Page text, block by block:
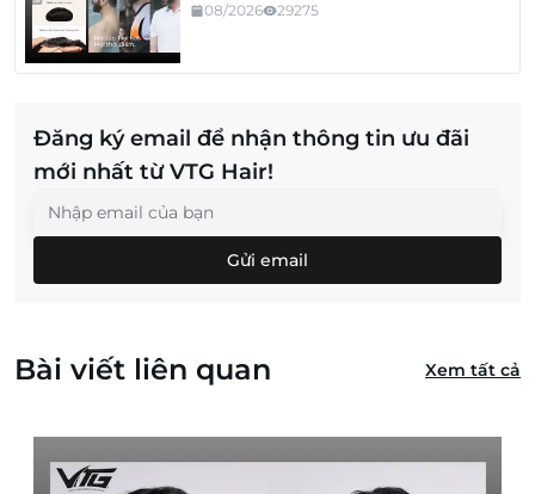
08/2026
29275
Đăng ký email để nhận thông tin ưu đãi
mới nhất từ VTG Hair!
Gửi email
Bài viết liên quan Xem tất cả